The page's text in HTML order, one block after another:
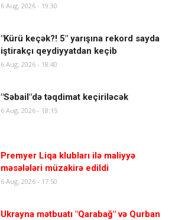
6 Aug, 2026 - 19:30
"Kürü keçək?! 5" yarışına rekord sayda
iştirakçı qeydiyyatdan keçib
6 Aug, 2026 - 18:40
"Səbail"də təqdimat keçiriləcək
6 Aug, 2026 - 18:15
Premyer Liqa klubları ilə maliyyə
məsələləri müzakirə edildi
6 Aug, 2026 - 17:50
Ukrayna mətbuatı "Qarabağ" və Qurban